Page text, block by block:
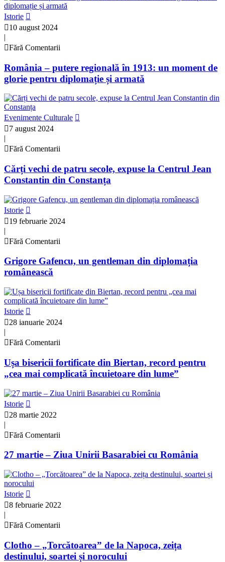
Istorie
10 august 2024
|
Fără Comentarii
România – putere regională în 1913: un moment de
glorie pentru diplomație și armată
Evenimente Culturale
7 august 2024
|
Fără Comentarii
Cărți vechi de patru secole, expuse la Centrul Jean
Constantin din Constanța
Istorie
19 februarie 2024
|
Fără Comentarii
Grigore Gafencu, un gentleman din diplomația
românească
Istorie
28 ianuarie 2024
|
Fără Comentarii
Ușa bisericii fortificate din Biertan, record pentru
„cea mai complicată încuietoare din lume”
Istorie
28 martie 2022
|
Fără Comentarii
27 martie – Ziua Unirii Basarabiei cu România
Istorie
8 februarie 2022
|
Fără Comentarii
Clotho – „Torcătoarea” de la Napoca, zeița
destinului, soartei și norocului